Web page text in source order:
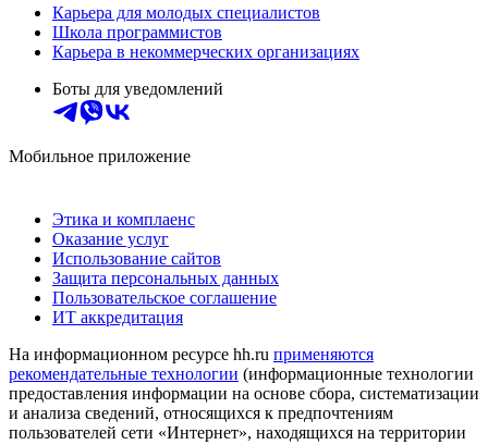
Карьера для молодых специалистов
Школа программистов
Карьера в некоммерческих организациях
Боты для уведомлений
Мобильное приложение
Этика и комплаенс
Оказание услуг
Использование сайтов
Защита персональных данных
Пользовательское соглашение
ИТ аккредитация
На информационном ресурсе hh.ru применяются
рекомендательные технологии (информационные технологии
предоставления информации на основе сбора, систематизации
и анализа сведений, относящихся к предпочтениям
пользователей сети «Интернет», находящихся на территории